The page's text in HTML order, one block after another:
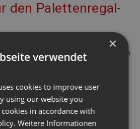
den Palettenregal-
für Palettenregale gibt es
und einzuhalten. Viele davon
geregelt. Aber
spielen eine bedeutende Rolle.
des Lagers: Wie hoch
Wie groß ist die Produktvielfalt?
Palettenregal-
×
verwendet
cookies to improve user
using our website you
in accordance with
Weitere Informationen